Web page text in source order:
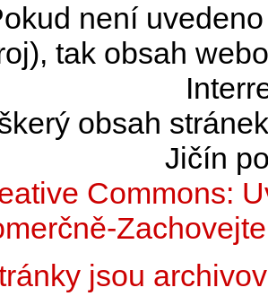
není
tak obsah
obsah
Jičín
Commons:
jsou